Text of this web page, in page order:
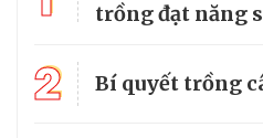
trồng đạt năng
2 Bí quyết trồng